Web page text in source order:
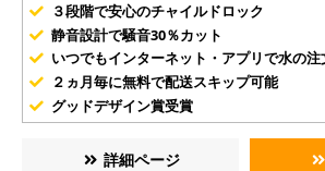
３段階で安心のチャイルドロック
静音設計で騒音30％カット
いつでもインターネット・アプリで水の
２ヵ月毎に無料で配送スキップ可能
グッドデザイン賞受賞
詳細ページ